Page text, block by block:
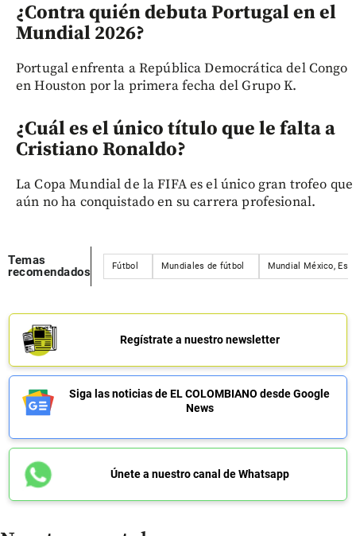
¿Contra quién debuta Portugal en el
Mundial 2026?
Portugal enfrenta a República Democrática del Congo
en Houston por la primera fecha del Grupo K.
¿Cuál es el único título que le falta a
Cristiano Ronaldo?
La Copa Mundial de la FIFA es el único gran trofeo que
aún no ha conquistado en su carrera profesional.
Temas
recomendados
Fútbol Mundiales de fútbol Mundial México,
Regístrate a nuestro newsletter
Siga las noticias de EL COLOMBIANO desde Google
News
Únete a nuestro canal de Whatsapp